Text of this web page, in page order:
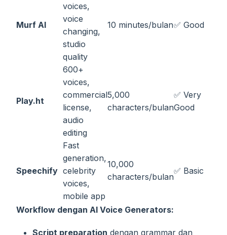
Murf AI
voices,
voice
changing,
studio
quality
10 minutes/bulan✅ Good
Play.ht
600+
voices,
commercial
license,
audio
editing
5,000
characters/bulan
✅ Very
Good
Speechify
Fast
generation,
celebrity
voices,
mobile app
10,000
characters/bulan
✅ Basic
Workflow dengan AI Voice Generators:
Script preparation dengan grammar dan